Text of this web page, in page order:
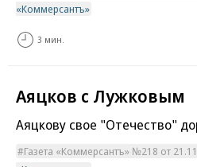
«Коммерсантъ»
3 мин.
Аяцков с Лужковым
Аяцкову свое "Отечество"
Газета «Коммерсантъ» №218 от